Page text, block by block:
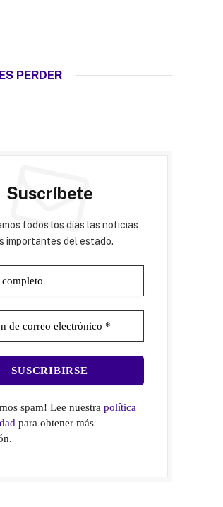
PERDER
Suscríbete
todos los días las noticias
importantes del estado.
spam! Lee nuestrapolítica
para obtener más